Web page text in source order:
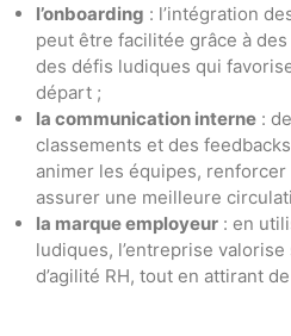
l’onboarding : l’intégration
peut être facilitée grâce à
des défis ludiques qui
départ ;
la communication interne :
classements et des
animer les équipes, renforcer
assurer une meilleure
la marque employeur : en
ludiques, l’entreprise
d’agilité RH, tout en attirant